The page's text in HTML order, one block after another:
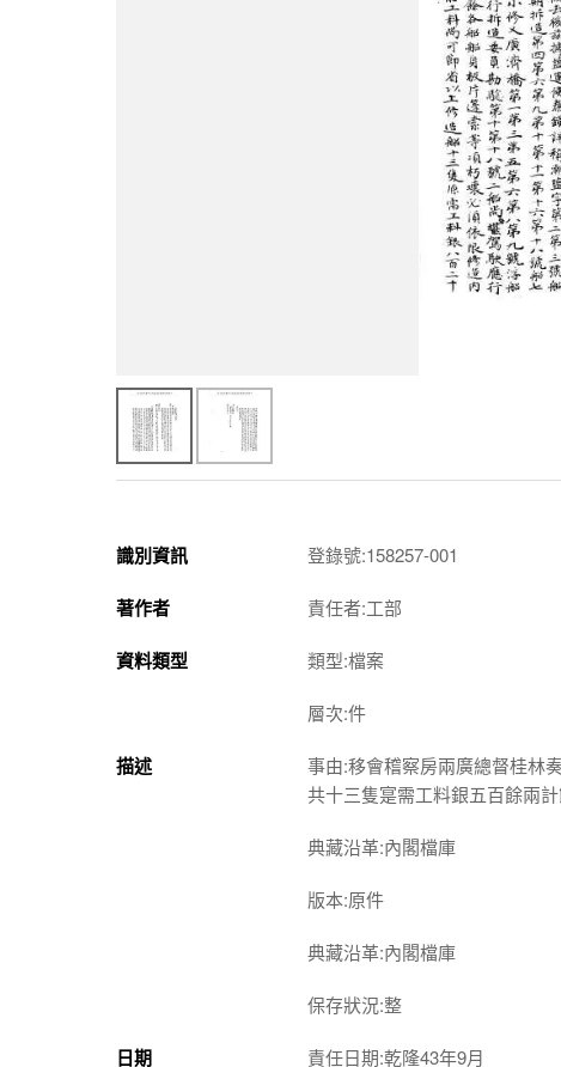
識別資訊 登錄號:158257-001
著作者 責任者:工部
資料類型 類型:檔案
層次:件
描述
事由:移會稽察房兩廣總督桂林
共十三隻寔需工料銀五百餘兩
典藏沿革:內閣檔庫
版本:原件
典藏沿革:內閣檔庫
保存狀況:整
日期 責任日期:乾隆43年9月